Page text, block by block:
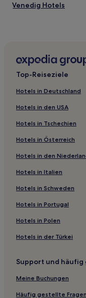
Venedig Hotels
Hotels nahe Doctors
Palmer Ranch: Hotels
Laurel Hotels
San Remo: Hotels
Hotels nahe
Hotels nahe
Bay Island: Hotels
Ridge Wood Heights:
Sarasota County:
Venice East: Hotels
Stadtzentrum
Arlington Park: Hotels
Sarasota Hotels
Indian Beach
Hotels nahe St.
Top-Reiseziele
Hotels in Deutschland
Hotels in den USA
Hotels in Tschechien
Hotels in Österreich
Hotels in den
Hotels in Italien
Hotels in Schweden
Hotels in Portugal
Hotels in Polen
Hotels in der Türkei
Support und häufig
Meine Buchungen
Häufig gestellte Fragen